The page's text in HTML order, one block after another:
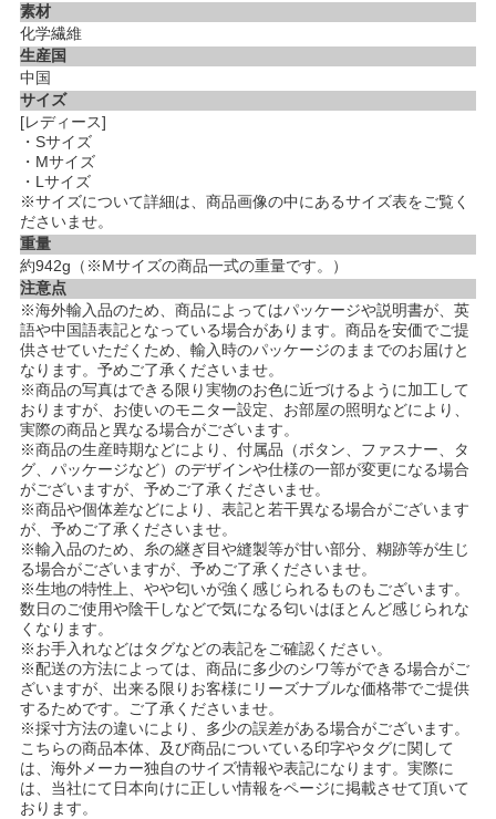
素材
化学繊維
生産国
中国
サイズ
[レディース]
・Sサイズ
・Mサイズ
・Lサイズ
※サイズについて詳細は、商品画像の中にあるサイズ表をご覧く
ださいませ。
重量
約942g（※Mサイズの商品一式の重量です。）
注意点
※海外輸入品のため、商品によってはパッケージや説明書が、英
語や中国語表記となっている場合があります。商品を安価でご提
供させていただくため、輸入時のパッケージのままでのお届けと
なります。予めご了承くださいませ。
※商品の写真はできる限り実物のお色に近づけるように加工して
おりますが、お使いのモニター設定、お部屋の照明などにより、
実際の商品と異なる場合がございます。
※商品の生産時期などにより、付属品（ボタン、ファスナー、タ
グ、パッケージなど）のデザインや仕様の一部が変更になる場合
がございますが、予めご了承くださいませ。
※商品や個体差などにより、表記と若干異なる場合がございます
が、予めご了承くださいませ。
※輸入品のため、糸の継ぎ目や縫製等が甘い部分、糊跡等が生じ
る場合がございますが、予めご了承くださいませ。
※生地の特性上、やや匂いが強く感じられるものもございます。
数日のご使用や陰干しなどで気になる匂いはほとんど感じられな
くなります。
※お手入れなどはタグなどの表記をご確認ください。
※配送の方法によっては、商品に多少のシワ等ができる場合がご
ざいますが、出来る限りお客様にリーズナブルな価格帯でご提供
するためです。ご了承くださいませ。
※採寸方法の違いにより、多少の誤差がある場合がございます。
こちらの商品本体、及び商品についている印字やタグに関して
は、海外メーカー独自のサイズ情報や表記になります。実際に
は、当社にて日本向けに正しい情報をページに掲載させて頂いて
おります。